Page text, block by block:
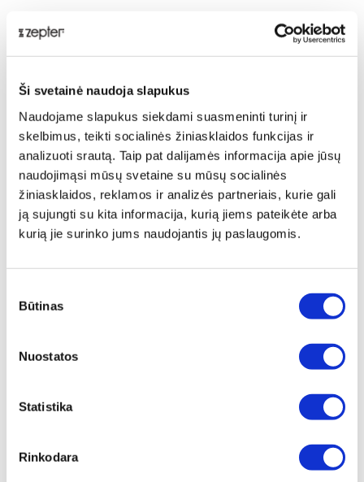
Ši svetainė naudoja slapukus
Naudojame slapukus siekdami suasmeninti turinį ir
skelbimus, teikti socialinės žiniasklaidos funkcijas ir
analizuoti srautą. Taip pat dalijamės informacija apie jūsų
naudojimąsi mūsų svetaine su mūsų socialinės
žiniasklaidos, reklamos ir analizės partneriais, kurie gali
ją sujungti su kita informacija, kurią jiems pateikėte arba
kurią jie surinko jums naudojantis jų paslaugomis.
pasirinkimas
Būtinas
Nuostatos
Statistika
Rinkodara
VacSy® Sandarinimo sistema ne tik išsaugos Jūsų
maistą iki penkių kartų ilgiau, bet taip pat naudodami ją
sutaupysite pinigų, kadangi nereikės išmesti sugedusios
mėsos, supelijusių produktų ar pamirštų maisto likučių.
Vartotojui draugiškas įrenginys turi lengvai
kontroliuojamą valdymo skydelį, o patogus jo dizainas
atlaisvins Jūsų virtuvės stalviršius. Galiausiai, ši sistema
tikra pagalbininkė ir už virtuvės ribų- suvakuumuokite
ledo gabalėlius iškylai, papuošalus, kad apsaugotumėt
nuo dulėjimo bei svarbius dokumentus.
Techniniai duomenys
VacSy® Vakuumavimo Maišeliuose aparatas,
GARANTIJA